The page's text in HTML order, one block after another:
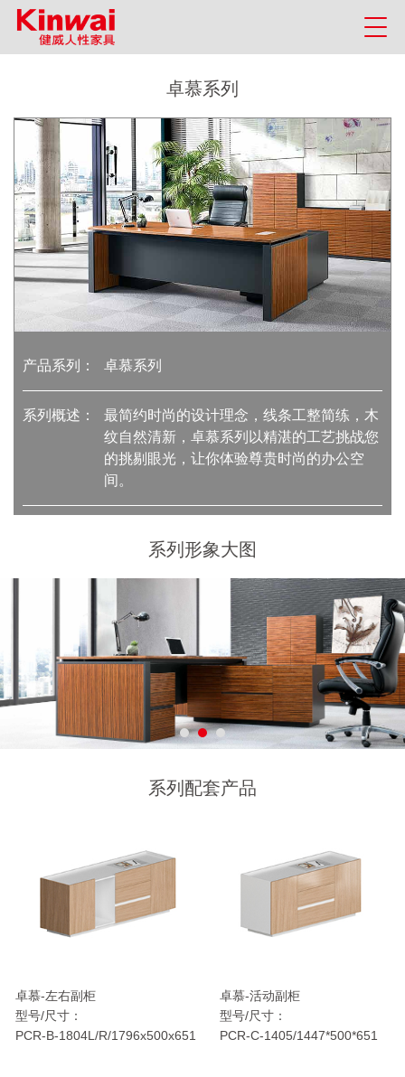
卓慕系列
产品系列： 卓慕系列
系列概述：
最简约时尚的设计理念，线条工整简练，木
纹自然清新，卓慕系列以精湛的工艺挑战您
的挑剔眼光，让你体验尊贵时尚的办公空
间。
系列形象大图
系列配套产品
卓慕-左右副柜
型号/尺寸：
PCR-B-1804L/R/1796x500x651
卓慕-活动副柜
型号/尺寸：
PCR-C-1405/1447*500*651